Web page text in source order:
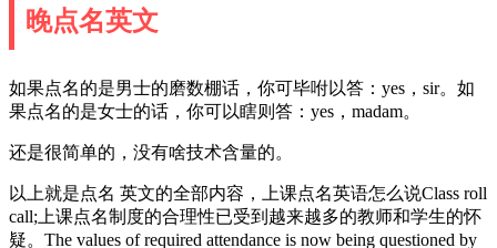
晚点名英文
如果点名的是男士的磨数棚话，你可毕咐以答：yes，sir。如
果点名的是女士的话，你可以瞎则答：yes，madam。
还是很简单的，没有啥技术含量的。
以上就是点名 英文的全部内容，上课点名英语怎么说Class roll
call;上课点名制度的合理性已受到越来越多的教师和学生的怀
疑。The values of required attendance is now being questioned by